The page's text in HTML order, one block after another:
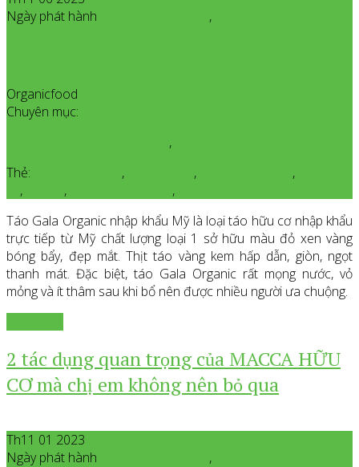
Ngày phát hành
,
Organicfood
Chuyên mục:
,
Thẻ:
, , ,
, , ,
Táo Gala Organic nhập khẩu Mỹ là loại táo hữu cơ nhập khẩu
trực tiếp từ Mỹ chất lượng loại 1 sở hữu màu đỏ xen vàng
bóng bẩy, đẹp mắt. Thịt táo vàng kem hấp dẫn, giòn, ngọt
thanh mát. Đặc biệt, táo Gala Organic rất mọng nước, vỏ
mỏng và ít thâm sau khi bổ nên được nhiều người ưa chuộng.
2 tác dụng quan trọng của MACCA HỮU
CƠ mà chị em không nên bỏ qua
Th11 01 2023
Ngày phát hành
,